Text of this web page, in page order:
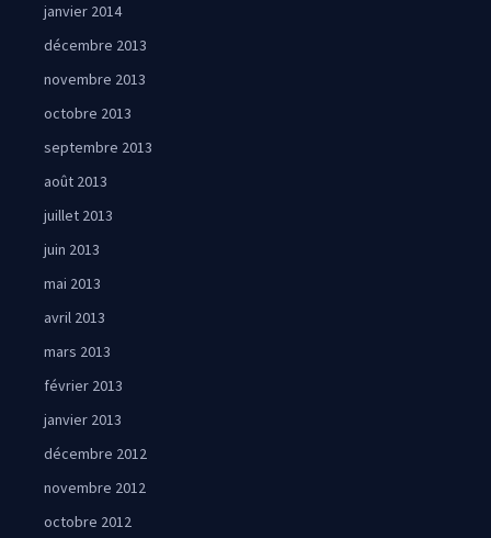
janvier 2014
décembre 2013
novembre 2013
octobre 2013
septembre 2013
août 2013
juillet 2013
juin 2013
mai 2013
avril 2013
mars 2013
février 2013
janvier 2013
décembre 2012
novembre 2012
octobre 2012